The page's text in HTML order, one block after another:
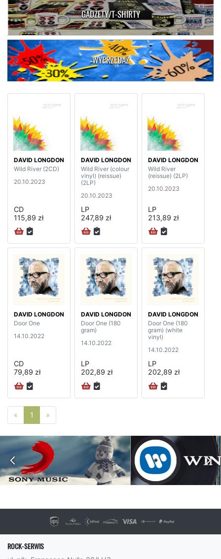
GADŻETY/T-SHIRTY
WYPRZEDAŻ
DAVID LONGDON
Wild River (2CD)
20.10.2023
CD
115,89 zł
DAVID LONGDON
Wild River (colour
vinyl) (reissue)
(2LP)
20.10.2023
LP
247,89 zł
DAVID LONGDON
Wild River
(reissue) (2LP)
20.10.2023
LP
213,89 zł
DAVID LONGDON
Door One
14.10.2022
CD
79,89 zł
DAVID LONGDON
Door One (180
gram)
14.10.2022
LP
202,89 zł
DAVID LONGDON
Door One (180
gram) (white
vinyl)
14.10.2022
LP
202,89 zł
« Poprzednia strona
1 »
ROCK-SERWIS